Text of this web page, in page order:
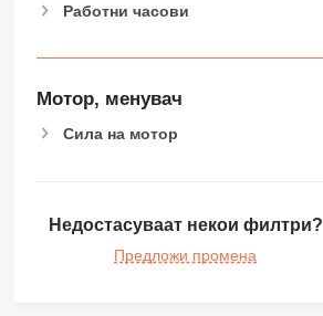
Работни часови
Мотор, менувач
Сила на мотор
Недостасуваат некои филтри?
Предложи промена